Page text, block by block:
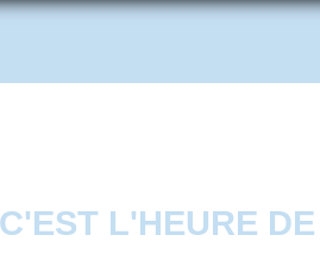
C'EST L'HEURE